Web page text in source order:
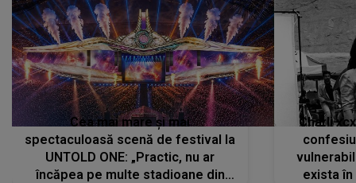
Cea mai mare și mai
spectaculoasă scenă de festival la
UNTOLD ONE: „Practic, nu ar
încăpea pe multe stadioane din
Charli
exista